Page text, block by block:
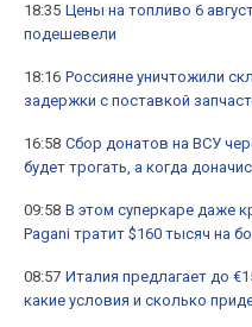
18:35 Цены на топливо 6
подешевели
18:16 Россияне уничтожили
задержки с поставкой
16:58 Сбор донатов на ВСУ
будет трогать, а когда
09:58 В этом суперкаре даже
Pagani тратит $160 тысяч на
08:57 Италия предлагает до
какие условия и сколько